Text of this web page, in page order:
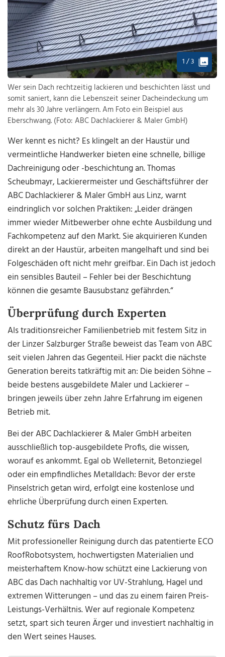
1 / 3
Wer sein Dach rechtzeitig lackieren und beschichten lässt und
somit saniert, kann die Lebenszeit seiner Dacheindeckung um
mehr als 30 Jahre verlängern. Am Foto ein Beispiel aus
Eberschwang. (Foto: ABC Dachlackierer & Maler GmbH)
Wer kennt es nicht? Es klingelt an der Haustür und
vermeintliche Handwerker bieten eine schnelle, billige
Dachreinigung oder -beschichtung an. Thomas
Scheubmayr, Lackierermeister und Geschäftsführer der
ABC Dachlackierer & Maler GmbH aus Linz, warnt
eindringlich vor solchen Praktiken: „Leider drängen
immer wieder Mitbewerber ohne echte Ausbildung und
Fachkompetenz auf den Markt. Sie akquirieren Kunden
direkt an der Haustür, arbeiten mangelhaft und sind bei
Folgeschäden oft nicht mehr greifbar. Ein Dach ist jedoch
ein sensibles Bauteil – Fehler bei der Beschichtung
können die gesamte Bausubstanz gefährden.“
Überprüfung durch Experten
Als traditionsreicher Familienbetrieb mit festem Sitz in
der Linzer Salzburger Straße beweist das Team von ABC
seit vielen Jahren das Gegenteil. Hier packt die nächste
Generation bereits tatkräftig mit an: Die beiden Söhne –
beide bestens ausgebildete Maler und Lackierer –
bringen jeweils über zehn Jahre Erfahrung im eigenen
Betrieb mit.
Bei der ABC Dachlackierer & Maler GmbH arbeiten
ausschließlich top-ausgebildete Profis, die wissen,
worauf es ankommt. Egal ob Welleternit, Betonziegel
oder ein empfindliches Metalldach: Bevor der erste
Pinselstrich getan wird, erfolgt eine kostenlose und
ehrliche Überprüfung durch einen Experten.
Schutz fürs Dach
Mit professioneller Reinigung durch das patentierte ECO
RoofRobotsystem, hochwertigsten Materialien und
meisterhaftem Know-how schützt eine Lackierung von
ABC das Dach nachhaltig vor UV-Strahlung, Hagel und
extremen Witterungen – und das zu einem fairen Preis-
Leistungs-Verhältnis. Wer auf regionale Kompetenz
setzt, spart sich teuren Ärger und investiert nachhaltig in
den Wert seines Hauses.